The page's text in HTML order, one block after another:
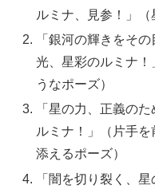
ルミナ、見参！」（
「銀河の輝きをそ
光、星彩のルミナ！
うなポーズ）
「星の力、正義の
ルミナ！」（片手
添えるポーズ）
「闇を切り裂く、